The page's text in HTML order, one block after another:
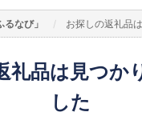
なび」 お探しの返礼品
礼品は見つか
した